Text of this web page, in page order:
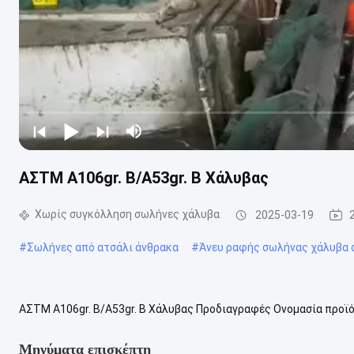
ΑΣTM A106gr. B/A53gr. B Χάλυβας
Χωρίς συγκόλληση σωλήνες χάλυβα 2025-03-19
#Σωλήνες από ατσάλι άνθρακα #Άνευ ραφής σωλήνας χάλυβα
ΑΣTM A106gr. B/A53gr. B Χάλυβας Προδιαγραφές Ονομασία
Μηνύματα επισκέπτη